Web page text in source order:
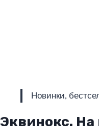
Новинки,
Эквинокс. На